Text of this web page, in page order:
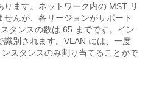
ます。ネットワーク内の MST リ
んが、各リージョンがサポート
タンスの数は 65 までです。イン
別されます。VLAN には、一度
スタンスのみ割り当てることがで